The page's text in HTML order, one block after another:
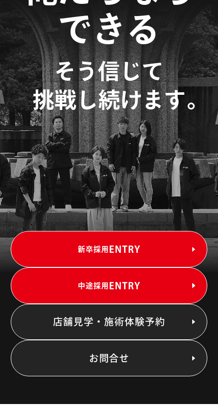
できる
そう信じて
挑戦し続けます。
新卒採用 ENTRY
中途採用 ENTRY
店舗見学・施術体験予約
お問合せ